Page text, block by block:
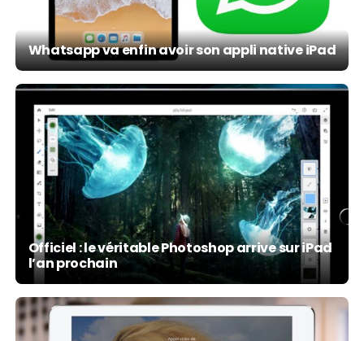
Whatsapp va enfin avoir son appli native iPad
Officiel : le véritable Photoshop arrive sur iPad
l’an prochain